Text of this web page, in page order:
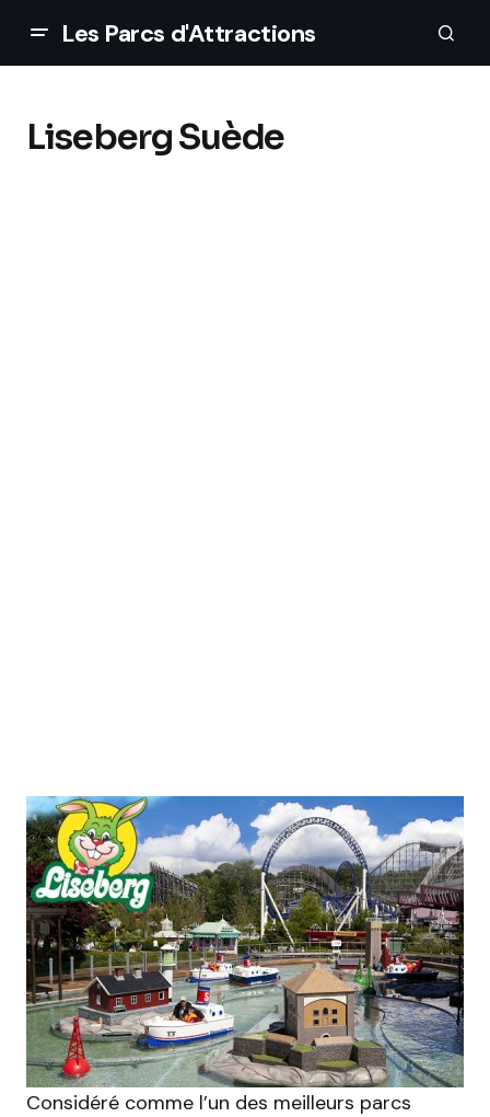
Les Parcs d'Attractions
Liseberg Suède
Considéré comme l’un des meilleurs parcs